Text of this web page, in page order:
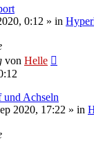
0:12 » in
von Helle
Achseln
2020, 17:22 » in